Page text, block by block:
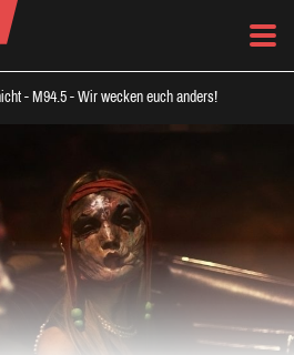
- M94.5 - Wir wecken euch anders!